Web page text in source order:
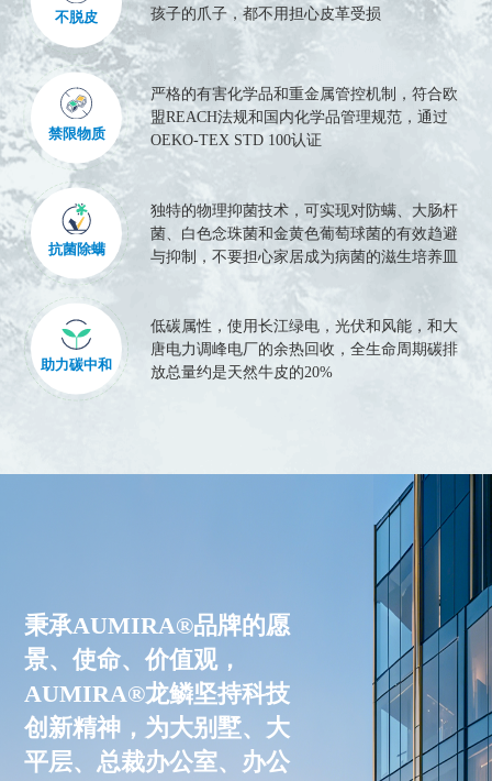
不脱皮
孩子的爪子，都不用担心皮革受损
禁限物质
严格的有害化学品和重金属管控机制，符合欧
盟REACH法规和国内化学品管理规范，通过
OEKO-TEX STD 100认证
抗菌除螨
独特的物理抑菌技术，可实现对防螨、大肠杆
菌、白色念珠菌和金黄色葡萄球菌的有效趋避
与抑制，不要担心家居成为病菌的滋生培养皿
助力碳中和
低碳属性，使用长江绿电，光伏和风能，和大
唐电力调峰电厂的余热回收，全生命周期碳排
放总量约是天然牛皮的20%
秉承AUMIRA®品牌的愿
景、使命、价值观，
AUMIRA®龙鳞坚持科技
创新精神，为大别墅、大
平层、总裁办公室、办公